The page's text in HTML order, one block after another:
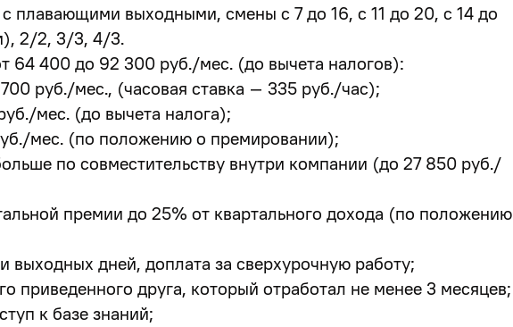
с плавающими выходными, смены с 7 до 16, с 11 до 20, с 14 до
2/2, 3/3, 4/3.
64 400 до 92 300 руб./мес. (до вычета налогов):
руб./мес., (часовая ставка – 335 руб./час);
мес. (до вычета налога);
мес. (по положению о премировании);
по совместительству внутри компании (до 27 850 руб./
премии до 25% от квартального дохода (по положению
выходных дней, доплата за сверхурочную работу;
приведенного друга, который отработал не менее 3 месяцев;
к базе знаний;